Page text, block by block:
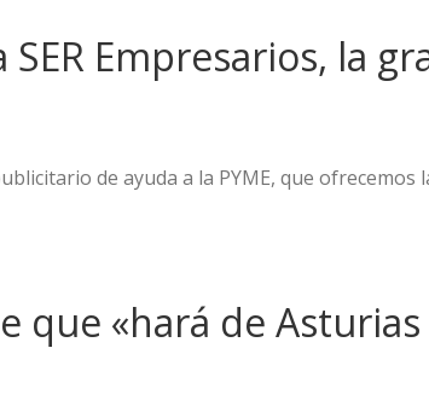
SER Empresarios, la
de ayuda a la PYME, que ofrecemos
que «hará de